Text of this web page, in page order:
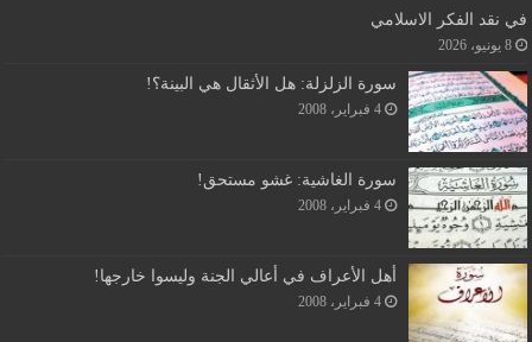
في نقد الفكر الاسلامي
8 يونيو، 2026
سورة الزلزلة: هل الأثقال هي البينة؟!
4 فبراير، 2008
سورة الغاشية: غشو مستحق!
4 فبراير، 2008
أهل الأعراف في أعالي الجنة وليسوا خارجها!
4 فبراير، 2008